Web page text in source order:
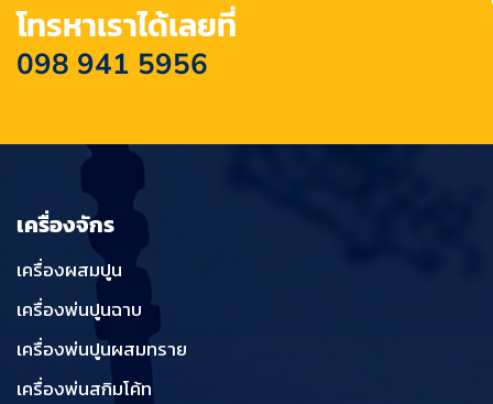
โทรหาเราได้เลยที่
098 941 5956
เครื่องจักร
เครื่องผสมปูน
เครื่องพ่นปูนฉาบ
เครื่องพ่นปูนผสมทราย
เครื่องพ่นสกิมโค้ท